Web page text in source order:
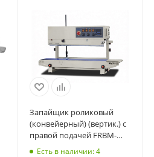
Запайщик роликовый
(конвейерный) (вертик.) с
правой подачей FRBM-
810IIЕсть в наличии: 4